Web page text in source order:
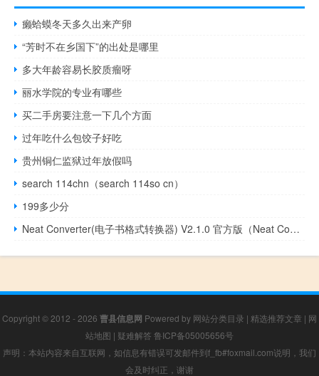
癞蛤蟆冬天多久出来产卵
“芳时不在乡国下”的出处是哪里
多大年龄容易长胶质瘤呀
丽水学院的专业有哪些
买二手房要注意一下几个方面
过年吃什么包饺子好吃
贵州铜仁监狱过年放假吗
search 114chn（search 114so cn）
199多少分
Neat Converter(电子书格式转换器) V2.1.0 官方版（Neat Converter(电子书格式转换器) V2.1.0 官方版功能简介）
Copyright © 2012 - 2026 曹县信息网 Powered by 网站分类目录 | 精选推荐文章 | 网
站地图 | 疑难解答 鲁ICP备05005656号
声明：本站内容来自互联网，如信息有错误可发邮件到f_fb#foxmail.com说明，我们
会及时纠正，谢谢